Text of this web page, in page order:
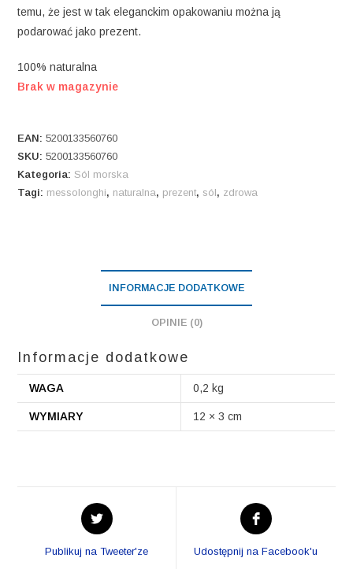
temu, że jest w tak eleganckim opakowaniu można ją
podarować jako prezent.
100% naturalna
Brak w magazynie
EAN:5200133560760
SKU:5200133560760
Kategoria:Sól morska
Tagi: messolonghi, naturalna, prezent, sól, zdrowa
INFORMACJE DODATKOWE
OPINIE (0)
Informacje dodatkowe
WAGA 0,2 kg
WYMIARY 12 × 3 cm
Opens
in
new
Publikuj na Tweeter'ze
Opens
in
new
Udostępnij na Facebook'u